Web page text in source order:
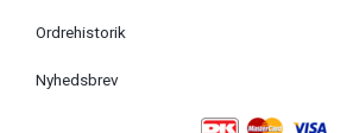
Ordrehistorik
Nyhedsbrev